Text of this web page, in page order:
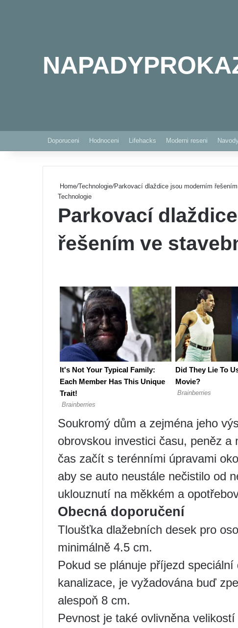
Doporuceni Hodnoceni Lifehacks Moderni reseni
Home/Technologie/Parkovací dlaždice jsou moderním
Technologie
Parkovací
řešením ve
Soukromý dům a zejména jeho
obrovskou investici času, peněz
čas začít s terénními úpravami
aby se auto neustále nečistilo od
uklouznutí na měkkém a
Obecná doporučení
Tloušťka dlažebních desek pro
minimálně 4.5 cm.
Pokud se plánuje příjezd
kanalizace, je vyžadována buď
alespoň 8 cm.
Pevnost je také ovlivněna